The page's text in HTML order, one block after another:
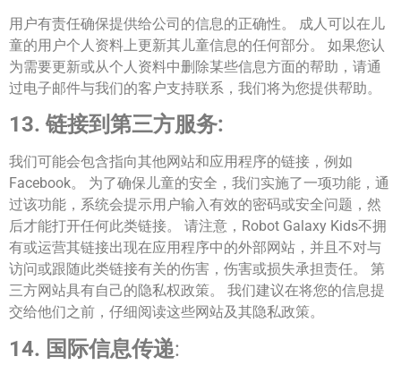
用户有责任确保提供给公司的信息的正确性。 成人可以在儿
童的用户个人资料上更新其儿童信息的任何部分。 如果您认
为需要更新或从个人资料中删除某些信息方面的帮助，请通
过电子邮件与我们的客户支持联系，我们将为您提供帮助。
13. 链接到第三方服务:
我们可能会包含指向其他网站和应用程序的链接，例如
Facebook。 为了确保儿童的安全，我们实施了一项功能，通
过该功能，系统会提示用户输入有效的密码或安全问题，然
后才能打开任何此类链接。 请注意，Robot Galaxy Kids不拥
有或运营其链接出现在应用程序中的外部网站，并且不对与
访问或跟随此类链接有关的伤害，伤害或损失承担责任。 第
三方网站具有自己的隐私权政策。 我们建议在将您的信息提
交给他们之前，仔细阅读这些网站及其隐私政策。
14. 国际信息传递: